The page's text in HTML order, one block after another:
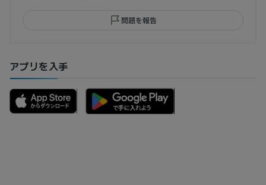
問題を報告
アプリを入手